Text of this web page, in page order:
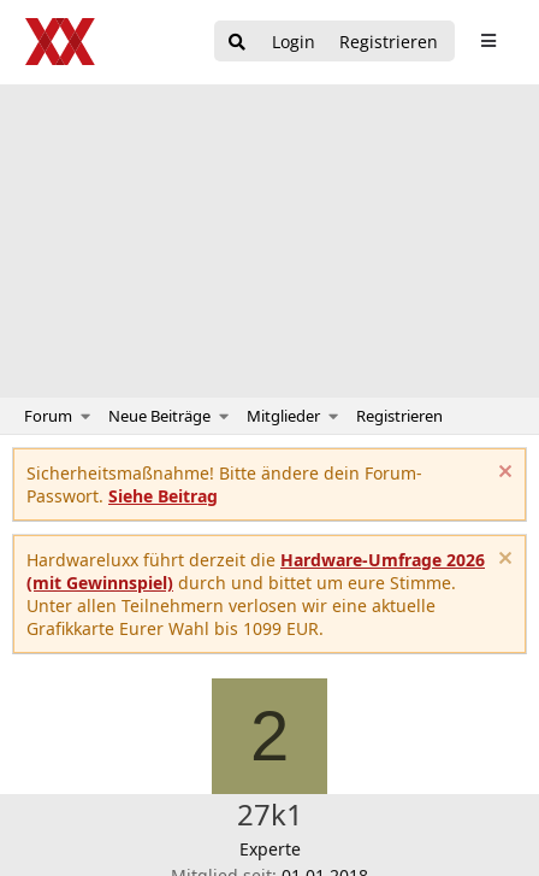
Login Registrieren
Forum Neue Beiträge Mitglieder Registrieren
Sicherheitsmaßnahme! Bitte ändere dein Forum-
Passwort. Siehe Beitrag
Hardwareluxx führt derzeit die Hardware-Umfrage 2026
(mit Gewinnspiel) durch und bittet um eure Stimme.
Unter allen Teilnehmern verlosen wir eine aktuelle
Grafikkarte Eurer Wahl bis 1099 EUR.
2
27k1
Experte